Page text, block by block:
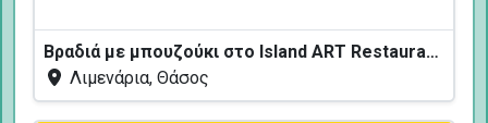
Βραδιά με μπουζούκι στο Island ART Restaurant
Λιμενάρια, Θάσος